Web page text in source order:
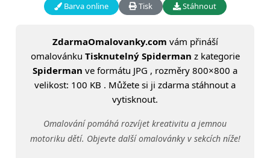
Barva online Tisk Stáhnout
ZdarmaOmalovanky.com vám přináší
omalovánku Tisknutelný Spiderman z kategorie
Spiderman ve formátu JPG , rozměry 800×800 a
velikost: 100 KB . Můžete si ji zdarma stáhnout a
vytisknout.
Omalování pomáhá rozvíjet kreativitu a jemnou
motoriku dětí. Objevte další omalovánky v sekcích níže!